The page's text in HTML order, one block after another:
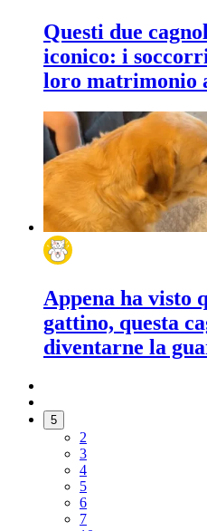
Questi due
iconico: i
loro matrimonio
Appena ha visto
gattino, questa
diventarne la
5
2
3
4
5
6
7